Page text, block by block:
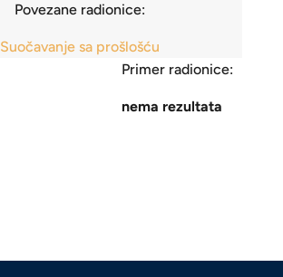
Povezane radionice:
Suočavanje sa prošlošću
Primer radionice:
nema rezultata